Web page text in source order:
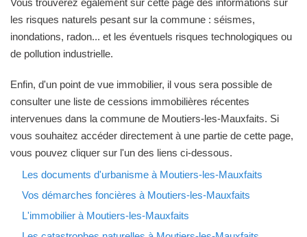
Vous trouverez également sur cette page des informations sur
les risques naturels pesant sur la commune : séismes,
inondations, radon... et les éventuels risques technologiques ou
de pollution industrielle.
Enfin, d'un point de vue immobilier, il vous sera possible de
consulter une liste de cessions immobilières récentes
intervenues dans la commune de Moutiers-les-Mauxfaits. Si
vous souhaitez accéder directement à une partie de cette page,
vous pouvez cliquer sur l'un des liens ci-dessous.
Les documents d'urbanisme à Moutiers-les-Mauxfaits
Vos démarches foncières à Moutiers-les-Mauxfaits
L'immobilier à Moutiers-les-Mauxfaits